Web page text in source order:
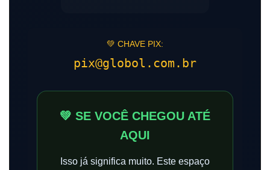
💚 CHAVE PIX:
pix@globol.com.br
💚 SE VOCÊ CHEGOU ATÉ
AQUI
Isso já significa muito. Este espaço